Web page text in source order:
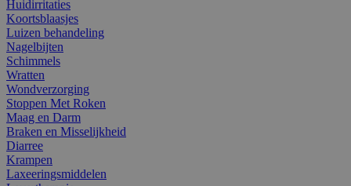
Huidirritaties
Koortsblaasjes
Luizen behandeling
Nagelbijten
Schimmels
Wratten
Wondverzorging
Stoppen Met Roken
Maag en Darm
Braken en Misselijkheid
Diarree
Krampen
Laxeeringsmiddelen